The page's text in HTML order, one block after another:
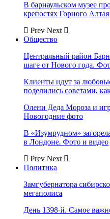
В барнаульском музее
крепостях Горного Алтая
Prev Next
Общество
Центральный район
шаге от Нового года.
Клиенты идут за
поделились советами,
Олени Деда Мороза и
Новогодние фото
В «Изумрудном»
в Лондоне. Фото и видео
Prev Next
Политика
Замгубернатора
мегаполиса
День 1398-й. Самое